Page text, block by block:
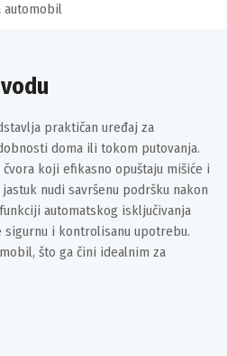
automobil
praktičan uređaj za
doma ili tokom putovanja.
koji efikasno opuštaju mišiće i
nudi savršenu podršku nakon
automatskog isključivanja
sigurnu i kontrolisanu upotrebu.
što ga čini idealnim za